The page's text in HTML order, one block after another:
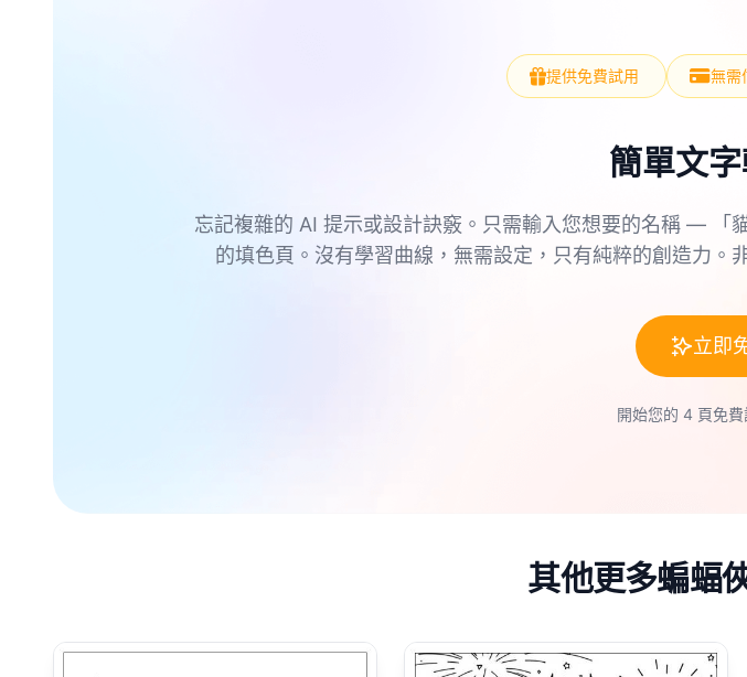
提供免費試用 無需
簡單文
忘記複雜的 AI 提示或設計訣竅。只需輸入您想要的名稱 —
的填色頁。沒有學習曲線，無需設定，只有純粹的創造力。
立即
開始您的 4 頁免費
其他更多蝙蝠